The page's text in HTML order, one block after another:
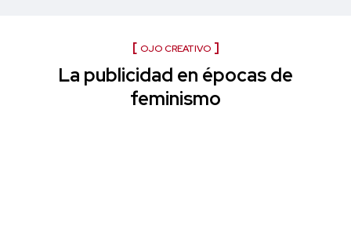
OJO CREATIVO
La publicidad en épocas de
feminismo